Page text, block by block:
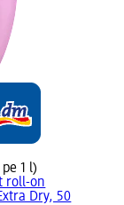
1 l)
roll-on
Dry, 50